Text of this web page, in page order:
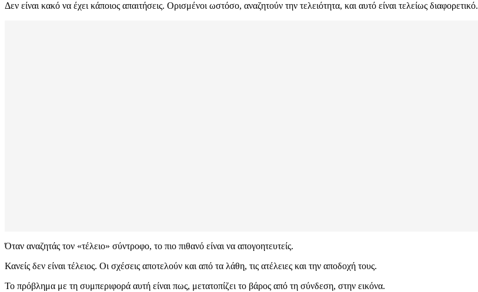
Δεν είναι κακό να έχει κάποιος απαιτήσεις. Ορισμένοι ωστόσο, αναζητούν την τελειότητα, και αυτό είναι τελείως διαφορετικό.
Όταν αναζητάς τον «τέλειο» σύντροφο, το πιο πιθανό είναι να απογοητευτείς.
Κανείς δεν είναι τέλειος. Οι σχέσεις αποτελούν και από τα λάθη, τις ατέλειες και την αποδοχή τους.
Το πρόβλημα με τη συμπεριφορά αυτή είναι πως, μετατοπίζει το βάρος από τη σύνδεση, στην εικόνα.